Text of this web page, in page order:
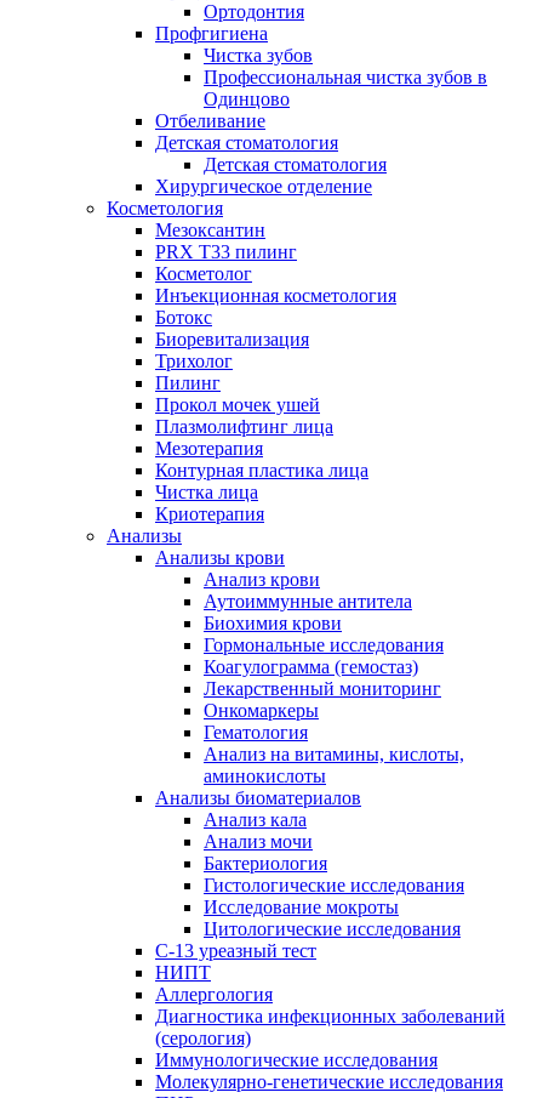
Ортодонтия
Профгигиена
Чистка зубов
Профессиональная чистка зубов в
Одинцово
Отбеливание
Детская стоматология
Детская стоматология
Хирургическое отделение
Косметология
Мезоксантин
PRX T33 пилинг
Косметолог
Инъекционная косметология
Ботокс
Биоревитализация
Трихолог
Пилинг
Прокол мочек ушей
Плазмолифтинг лица
Мезотерапия
Контурная пластика лица
Чистка лица
Криотерапия
Анализы
Анализы крови
Анализ крови
Аутоиммунные антитела
Биохимия крови
Гормональные исследования
Коагулограмма (гемостаз)
Лекарственный мониторинг
Онкомаркеры
Гематология
Анализ на витамины, кислоты,
аминокислоты
Анализы биоматериалов
Анализ кала
Анализ мочи
Бактериология
Гистологические исследования
Исследование мокроты
Цитологические исследования
С-13 уреазный тест
НИПТ
Аллергология
Диагностика инфекционных заболеваний
(серология)
Иммунологические исследования
Молекулярно-генетические исследования